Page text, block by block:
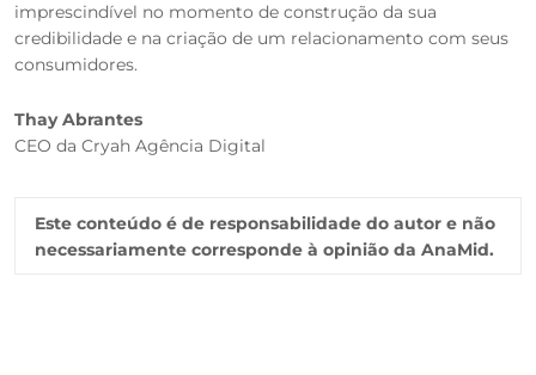
imprescindível no momento de construção da sua
credibilidade e na criação de um relacionamento com seus
consumidores.
Thay Abrantes
CEO da Cryah Agência Digital
Este conteúdo é de responsabilidade do autor e não
necessariamente corresponde à opinião da AnaMid.